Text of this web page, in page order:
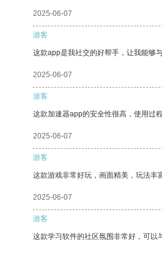
2025-06-07
游客
这款app是我社交的好帮手，让我能够
2025-06-07
游客
这款加速器app的安全性很高，使用过
2025-06-07
游客
这款游戏非常好玩，画面精美，玩法丰
2025-06-07
游客
这款学习软件的社区氛围非常好，可以